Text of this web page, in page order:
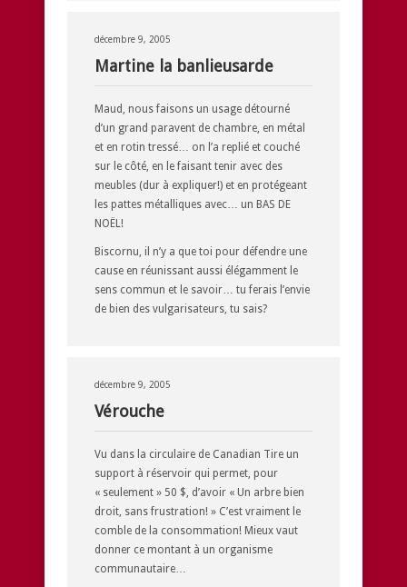
décembre 9, 2005
Martine la banlieusarde
Maud, nous faisons un usage détourné
d’un grand paravent de chambre, en métal
et en rotin tressé… on l’a replié et couché
sur le côté, en le faisant tenir avec des
meubles (dur à expliquer!) et en protégeant
les pattes métalliques avec… un BAS DE
NOËL!
Biscornu, il n’y a que toi pour défendre une
cause en réunissant aussi élégamment le
sens commun et le savoir… tu ferais l’envie
de bien des vulgarisateurs, tu sais?
décembre 9, 2005
Vérouche
Vu dans la circulaire de Canadian Tire un
support à réservoir qui permet, pour
« seulement » 50 $, d’avoir « Un arbre bien
droit, sans frustration! » C’est vraiment le
comble de la consommation! Mieux vaut
donner ce montant à un organisme
communautaire…